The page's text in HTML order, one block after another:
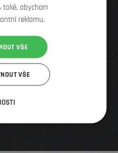
a služby
vám newsletter nebude
také, abychom
reklamu.
VŠE
VŠE